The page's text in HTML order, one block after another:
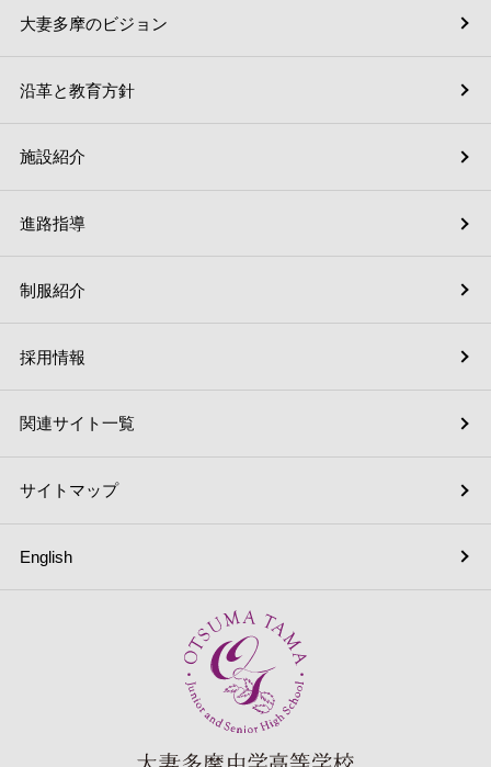
施設紹介
採用情報
English
大妻多摩のビジョン
進路指導
関連サイト一覧
沿革と教育方針
制服紹介
サイトマップ